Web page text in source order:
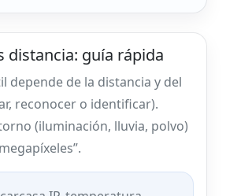
distancia: guía rápida
depende de la distancia y del
reconocer o identificar).
(iluminación, lluvia, polvo)